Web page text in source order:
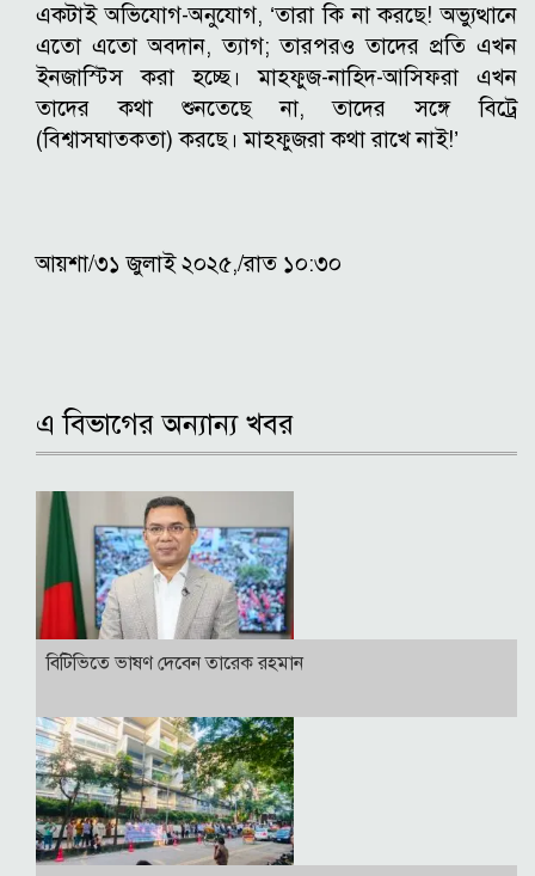
একটাই অভিযোগ-অনুযোগ, ‘তারা কি না করছে! অভ্যুত্থানে
এতো এতো অবদান, ত্যাগ; তারপরও তাদের প্রতি এখন
ইনজাস্টিস করা হচ্ছে। মাহফুজ-নাহিদ-আসিফরা এখন
তাদের কথা শুনতেছে না, তাদের সঙ্গে বিট্রে
(বিশ্বাসঘাতকতা) করছে। মাহফুজরা কথা রাখে নাই!’
আয়শা/৩১ জুলাই ২০২৫,/রাত ১০:৩০
এ বিভাগের অন্যান্য খবর
বি‌টি‌ভিতে ভাষণ দেবেন তারেক রহমান